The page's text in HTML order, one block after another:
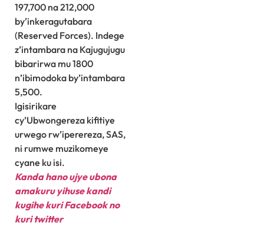
197,700 na 212,000
by’inkeragutabara
(Reserved Forces). Indege
z’intambara na Kajugujugu
bibarirwa mu 1800
n’ibimodoka by’intambara
5,500.
Igisirikare
cy’Ubwongereza kifitiye
urwego rw’iperereza, SAS,
ni rumwe muzikomeye
cyane ku isi.
Kanda hano ujye ubona
amakuru yihuse kandi
kugihe kuri Facebookno
kuri twitter